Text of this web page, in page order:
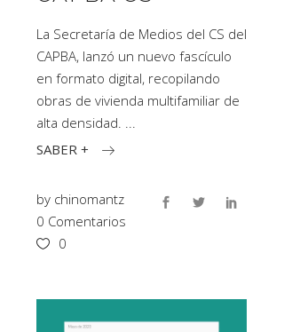
La Secretaría de Medios del CS del
CAPBA, lanzó un nuevo fascículo
en formato digital, recopilando
obras de vivienda multifamiliar de
alta densidad.
SABER +
by chinomantz
0 Comentarios
0